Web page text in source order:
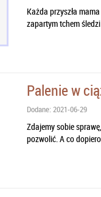
Każda przyszła
zapartym tchem
Palenie w
Dodane: 2021-06-29
Zdajemy sobie
pozwolić. A co